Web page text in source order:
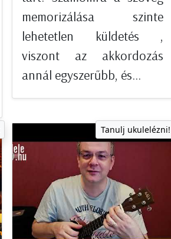
memorizálása szinte
lehetetlen küldetés ,
viszont az akkordozás
annál egyszerűbb, és...
Tanulj ukulelézni!